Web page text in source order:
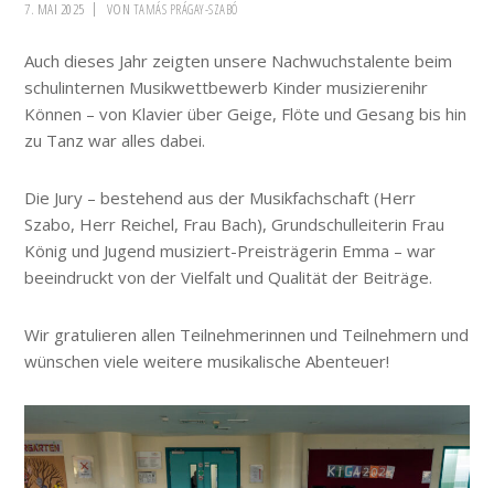
7. MAI 2025 VON TAMÁS PRÁGAY-SZABÓ
Auch dieses Jahr zeigten unsere Nachwuchstalente beim
schulinternen Musikwettbewerb Kinder musizierenihr
Können – von Klavier über Geige, Flöte und Gesang bis hin
zu Tanz war alles dabei.
Die Jury – bestehend aus der Musikfachschaft (Herr
Szabo, Herr Reichel, Frau Bach), Grundschulleiterin Frau
König und Jugend musiziert-Preisträgerin Emma – war
beeindruckt von der Vielfalt und Qualität der Beiträge.
Wir gratulieren allen Teilnehmerinnen und Teilnehmern und
wünschen viele weitere musikalische Abenteuer!